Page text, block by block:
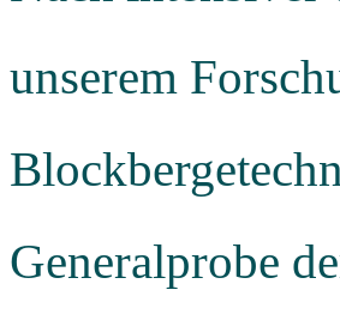
unserem
Generalprobe